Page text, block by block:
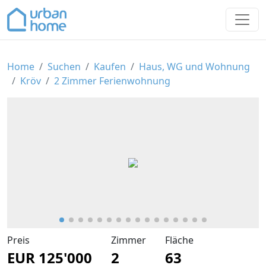
Home Suchen Kaufen
Haus, WG und Wohnung
Kröv
2 Zimmer Ferienwohnung
Preis
EUR 125'000
Zimmer
2
Fläche
63